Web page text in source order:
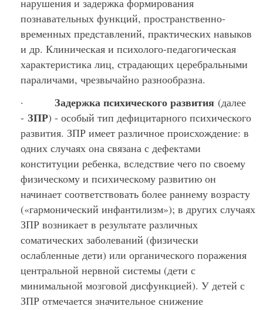
познавательных функций, пространственно-
временных представлений, практических навыков
и др. Клиническая и психолого-педагогическая
характеристика лиц, страдающих церебральными
параличами, чрезвычайно разнообразна.
· Задержка психического развития (далее
- ЗПР) - особый тип дефицитарного психического
развития. ЗПР имеет различное происхождение: в
одних случаях она связана с дефектами
конституции ребенка, вследствие чего по своему
физическому и психическому развитию он
начинает соответствовать более раннему возрасту
(«гармонический инфантилизм»); в других случаях
ЗПР возникает в результате различных
соматических заболеваний (физически
ослабленные дети) или органического поражения
центральной нервной системы (дети с
минимальной мозговой дисфункцией). У детей с
ЗПР отмечается значительное снижение